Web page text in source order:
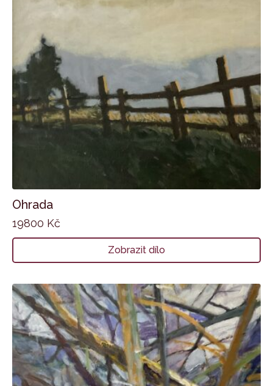
Ohrada
19800 Kč
Zobrazit dílo